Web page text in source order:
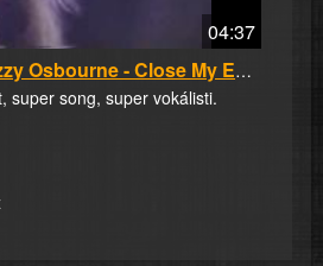
04:37
Lita Ford with Ozzy Osbourne - Close My Eyes ...
super song, super vokálisti.